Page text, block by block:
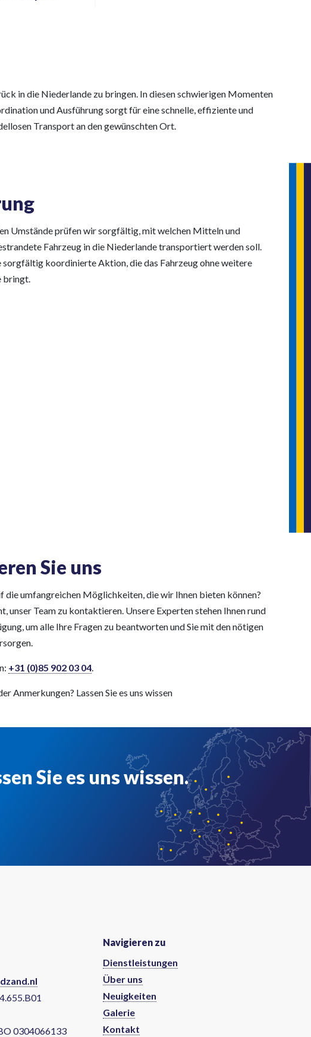
in die Niederlande zu bringen. In diesen schwierigen Momenten
und Ausführung sorgt für eine schnelle, effiziente und
Transport an den gewünschten Ort.
Umstände prüfen wir sorgfältig, mit welchen Mitteln und
Fahrzeug in die Niederlande transportiert werden soll.
sorgfältig koordinierte Aktion, die das Fahrzeug ohne weitere
bringt.
Sie uns
die umfangreichen Möglichkeiten, die wir Ihnen bieten können?
unser Team zu kontaktieren. Unsere Experten stehen Ihnen rund
um alle Ihre Fragen zu beantworten und Sie mit den nötigen
+31 (0)85 902 03 04.
Anmerkungen? Lassen Sie es uns wissen
Sie es uns wissen.
0304066133
Navigieren zu
Dienstleistungen
Über uns
Neuigkeiten
Galerie
Kontakt